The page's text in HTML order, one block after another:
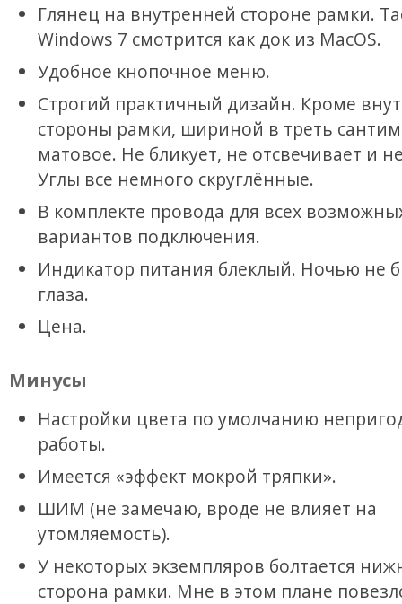
Глянец на внутренней стороне рамки.
Windows 7 смотрится как док из MacOS.
Удобное кнопочное меню.
Строгий практичный дизайн. Кроме
стороны рамки, шириной в треть
матовое. Не бликует, не отсвечивает и
Углы все немного скруглённые.
В комплекте провода для всех
вариантов подключения.
Индикатор питания блеклый. Ночью не
глаза.
Цена.
Минусы
Настройки цвета по умолчанию
работы.
Имеется «эффект мокрой тряпки».
ШИМ (не замечаю, вроде не влияет на
утомляемость).
У некоторых экземпляров болтается
сторона рамки. Мне в этом плане